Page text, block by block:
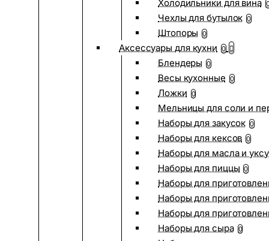
Холодильники для вина
Чехлы для бутылок 0
Штопоры 0
Аксессуары для кухни 0
Блендеры 0
Весы кухонные 0
Ложки 0
Мельницы для соли и
Наборы для закусок 0
Наборы для кексов 0
Наборы для масла и
Наборы для пиццы 0
Наборы для
Наборы для
Наборы для
Наборы для сыра 0